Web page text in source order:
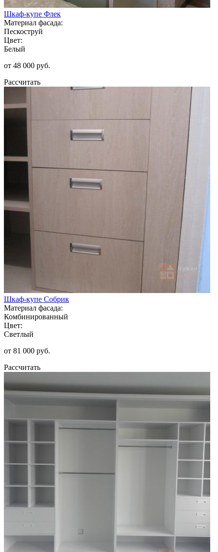
Шкаф-купе Флек
Материал фасада:
Пескоструй
Цвет:
Белый
от 48 000 руб.
Рассчитать
Шкаф-купе Собрик
Материал фасада:
Комбинированный
Цвет:
Светлый
от 81 000 руб.
Рассчитать